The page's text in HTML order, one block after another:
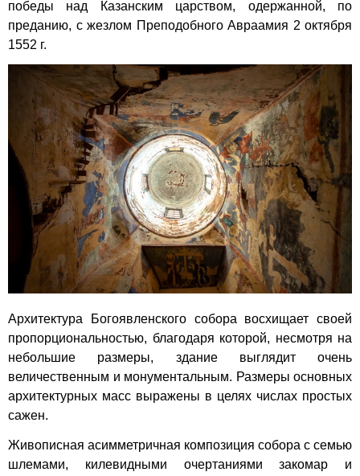
победы над Казанским царством, одержанной, по
преданию, с жезлом Преподобного Авраамия 2 октября
1552 г.
Архитектура Богоявленского собора восхищает своей
пропорциональностью, благодаря которой, несмотря на
небольшие размеры, здание выглядит очень
величественным и монументальным. Размеры основных
архитектурных масс выражены в целях числах простых
сажен.
Живописная асимметричная композиция собора с семью
шлемами, килевидными очертаниями закомар и